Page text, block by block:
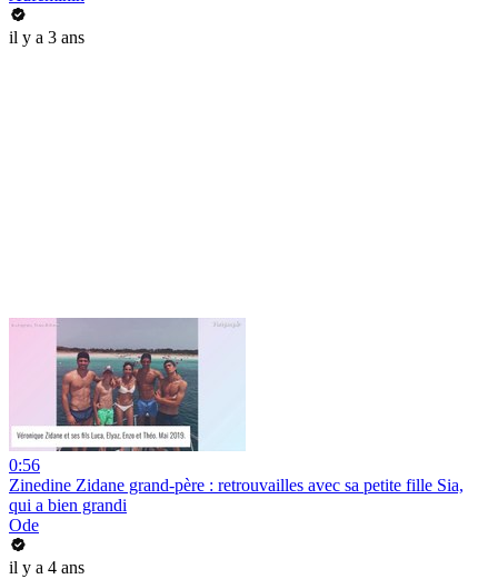
il y a 3 ans
0:56
Zinedine Zidane grand-père : retrouvailles avec sa petite fille Sia,
qui a bien grandi
Ode
il y a 4 ans